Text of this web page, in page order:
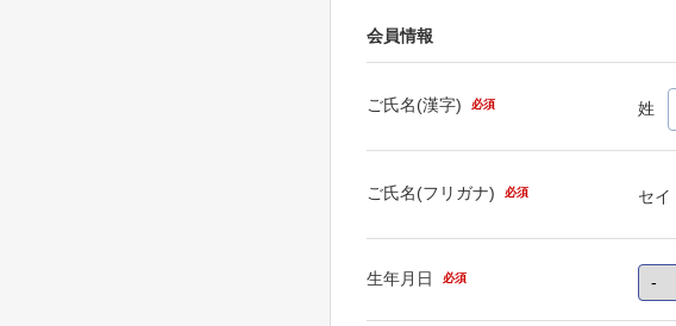
会員情報
ご氏名(漢字) 必須 姓
ご氏名(フリガナ) 必須 セイ
生年月日 必須